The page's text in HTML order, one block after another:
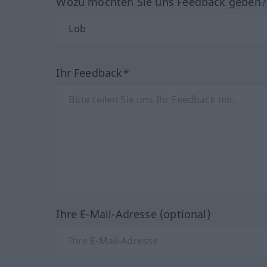
Ihr Feedback*
Ihre E-Mail-Adresse (optional)